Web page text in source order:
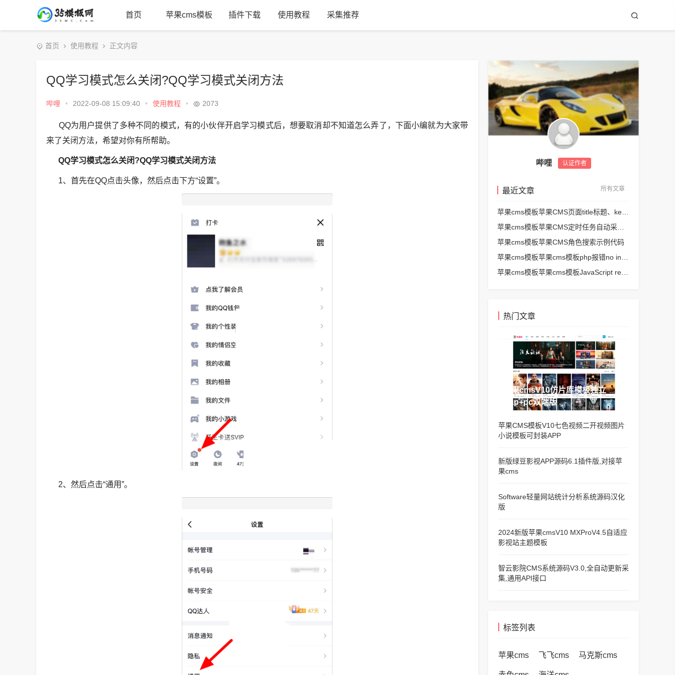
首页 苹果cms模板 插件下载 使用教程 采集推荐
首页 使用教程 正文内容
QQ学习模式怎么关闭?QQ学习模式关闭方法
哔哩 • 2022-09-08 15:09:40 • 使用教程 • 2073
QQ为用户提供了多种不同的模式，有的小伙伴开启学习模式后，想要取消却不知道怎么弄了，下面小编就为大家带
来了关闭方法，希望对你有所帮助。
QQ学习模式怎么关闭?QQ学习模式关闭方法
1、首先在QQ点击头像，然后点击下方“设置”。
2、然后点击“通用”。
哔哩 认证作者
最近文章 所有文章
苹果cms模板苹果CMS角色搜索示例代码
热门文章
苹果cmsV10仿片库模板独立
wap+pc双端版
苹果CMS模板V10七色视频二开视频图片
小说模板可封装APP
新版绿豆影视APP源码6.1插件版,对接苹
果cms
Software轻量网站统计分析系统源码汉化
版
2024新版苹果cmsV10 MXProV4.5自适应
影视站主题模板
智云影院CMS系统源码V3.0,全自动更新采
集,通用API接口
标签列表
苹果cms 飞飞cms 马克斯cms